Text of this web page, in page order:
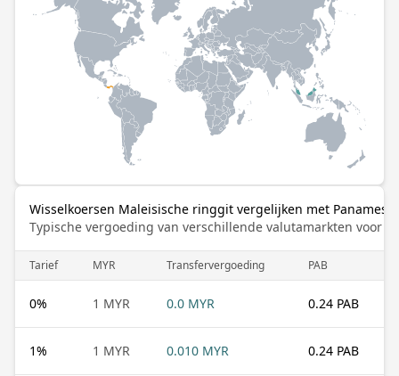
Wisselkoersen Maleisische ringgit vergelijken met Panamese
Typische vergoeding van verschillende valutamarkten voor
Tarief MYR Transfervergoeding PAB
0% 1 MYR 0.0 MYR 0.24 PAB
1% 1 MYR 0.010 MYR 0.24 PAB